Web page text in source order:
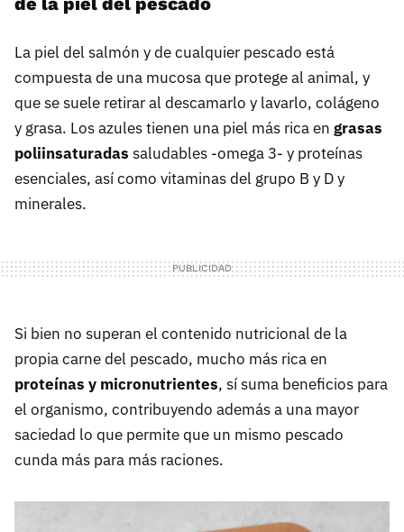
La piel del salmón y de cualquier pescado está
compuesta de una mucosa que protege al animal, y
que se suele retirar al descamarlo y lavarlo, colágeno
y grasa. Los azules tienen una piel más rica en grasas
poliinsaturadas saludables -omega 3- y proteínas
esenciales, así como vitaminas del grupo B y D y
minerales.
Si bien no superan el contenido nutricional de la
propia carne del pescado, mucho más rica en
proteínas y micronutrientes, sí suma beneficios para
el organismo, contribuyendo además a una mayor
saciedad lo que permite que un mismo pescado
cunda más para más raciones.